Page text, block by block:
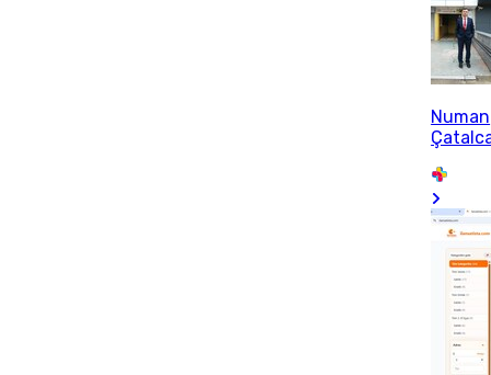
Numan